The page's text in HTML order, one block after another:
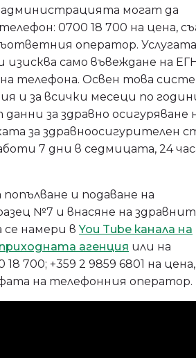
могат да
0700 18 700 на цена,
оператор.
само въвеждане на
телефона. Освен това
и за всички месеци по
за здравно осигуряване
за здравноосигурителен
7 дни в седмицата, 24
и подаване на
№7 и внасяне на
се намери вYou Tube канала на
агенция или на
700; +359 2 9859 6801 на цена,
на телефонния оператор.